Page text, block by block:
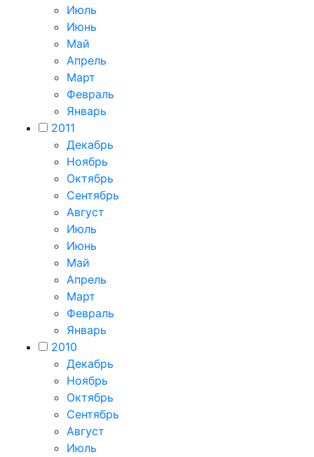
Июль
Июнь
Май
Апрель
Март
Февраль
Январь
2011
Декабрь
Ноябрь
Октябрь
Сентябрь
Август
Июль
Июнь
Май
Апрель
Март
Февраль
Январь
2010
Декабрь
Ноябрь
Октябрь
Сентябрь
Август
Июль